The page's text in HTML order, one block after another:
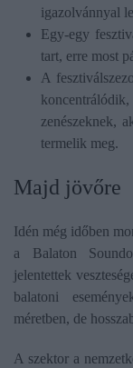
igazolvánnyal
Egy-egy
tart, erre most
A
zenészeknek,
termelik meg.
Majd jövőre
Idén még időben
a Balaton
jelentettek
balatoni
méretben, de
A szektor a